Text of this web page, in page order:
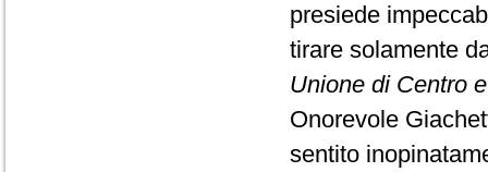
presiede
tirare solamente
Unione di Centro
Onorevole
sentito